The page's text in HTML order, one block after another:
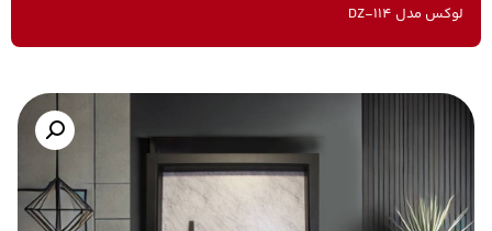
لوکس مدل DZ-114